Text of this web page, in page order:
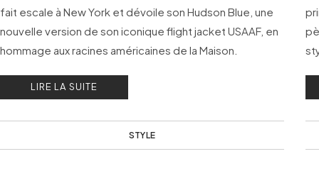
fait escale à New York et dévoile son Hudson Blue, une
nouvelle version de son iconique flight jacket USAAF, en
hommage aux racines américaines de la Maison.
LIRE LA SUITE
STYLE